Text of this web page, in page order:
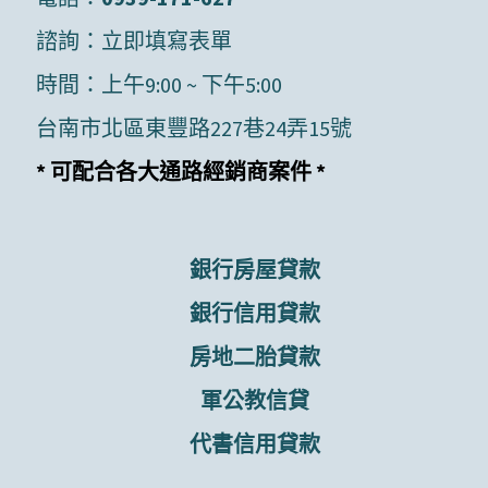
諮詢： 立即填寫表單
時間：上午9:00 ~ 下午5:00
台南市北區東豐路227巷24弄15號
* 可配合各大通路經銷商案件 *
銀行房屋貸款
銀行信用貸款
房地二胎貸款
軍公教信貸
代書信用貸款